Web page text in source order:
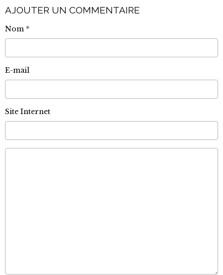
AJOUTER UN COMMENTAIRE
Nom
E-mail
Site Internet